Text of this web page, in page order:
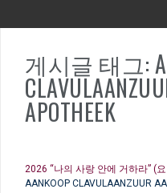
게시글 태그:
APOTHEEK
2026 “나의 사랑 안에 거하라” (
AANKOOP CLAVULAANZUUR